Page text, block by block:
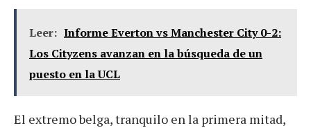
Leer: Informe Everton vs Manchester City 0-2:
Los Cityzens avanzan en la búsqueda de un
puesto en la UCL
El extremo belga, tranquilo en la primera mitad,